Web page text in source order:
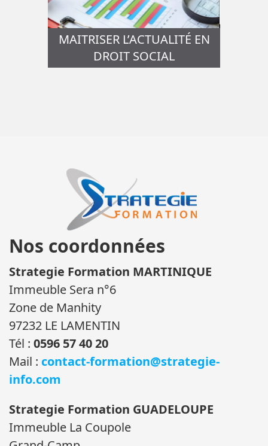
MAITRISER L’ACTUALITÉ EN
DROIT SOCIAL
Nos coordonnées
Strategie Formation MARTINIQUE
Immeuble Sera n°6
Zone de Manhity
97232 LE LAMENTIN
Tél : 0596 57 40 20
Mail : contact-formation@strategie-
info.com
Strategie Formation GUADELOUPE
Immeuble La Coupole